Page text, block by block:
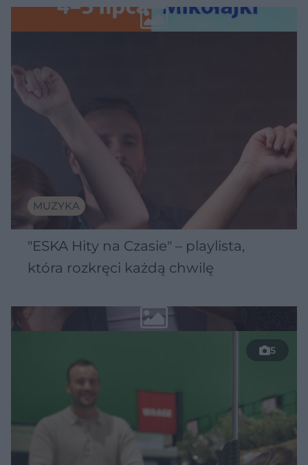
Wawelu
MUZYKA
"ESKA Hity na Czasie" – playlista,
która rozkręci każdą chwilę
5